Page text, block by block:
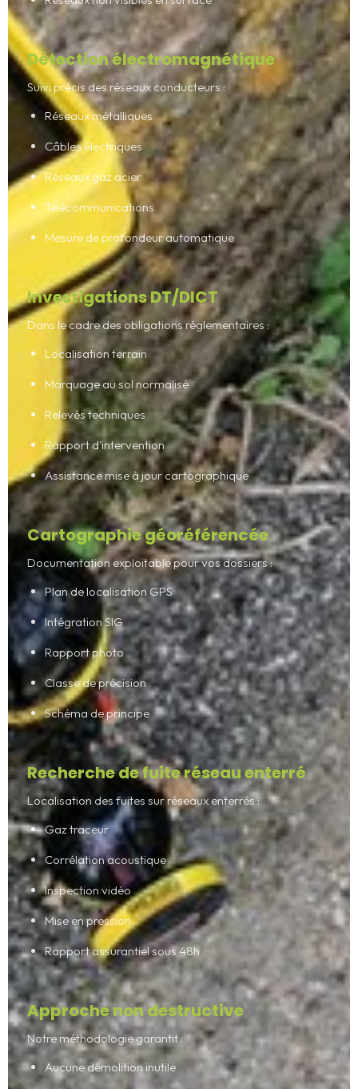
Détection électromagnétique
Suivi précis des réseaux conducteurs :
Réseaux métalliques
Câbles électriques
Réseaux gaz acier
Télécommunications
Mesure de profondeur automatique
Investigations DT/DICT
Dans le cadre des obligations réglementaires :
Localisation terrain
Marquage au sol normalisé
Relevés techniques
Rapport d'intervention
Assistance mise à jour cartographique
Cartographie géoréférencée
Documentation exploitable pour vos dossiers :
Plan de localisation GPS
Intégration SIG
Rapport photo
Classe de précision
Schéma de principe
Recherche de fuite réseau enterré
Localisation des fuites sur réseaux enterrés :
Gaz traceur
Corrélation acoustique
Inspection vidéo
Mise en pression
Rapport assurantiel sous 48h
Approche non destructive
Notre méthodologie garantit :
Aucune démolition inutile